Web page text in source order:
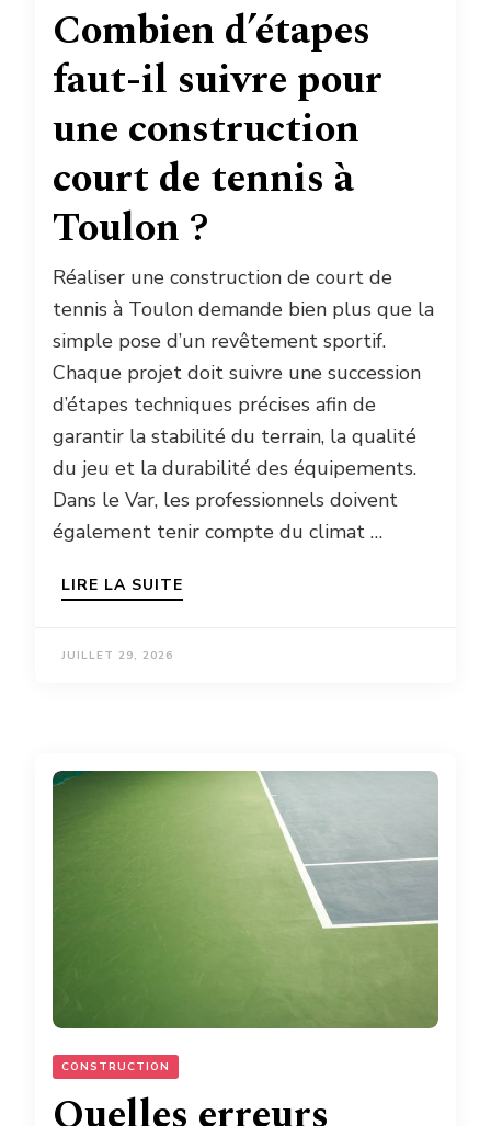
Combien d’étapes
faut-il suivre pour
une construction
court de tennis à
Toulon ?
Réaliser une construction de court de
tennis à Toulon demande bien plus que la
simple pose d’un revêtement sportif.
Chaque projet doit suivre une succession
d’étapes techniques précises afin de
garantir la stabilité du terrain, la qualité
du jeu et la durabilité des équipements.
Dans le Var, les professionnels doivent
également tenir compte du climat …
LIRE LA SUITE
JUILLET 29, 2026
CONSTRUCTION